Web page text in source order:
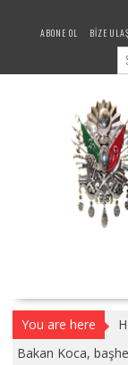
ABONE OL
BIZE
You are here
Bakan Koca,